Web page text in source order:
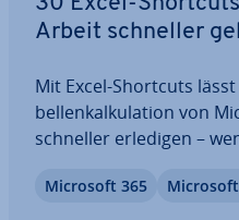
Arbeit schneller
Mit Excel-Shortcuts
bel­len­kal­ku­la­ti­on von
schneller erledigen –
na­tio­nen vor, mit
Microsoft 365